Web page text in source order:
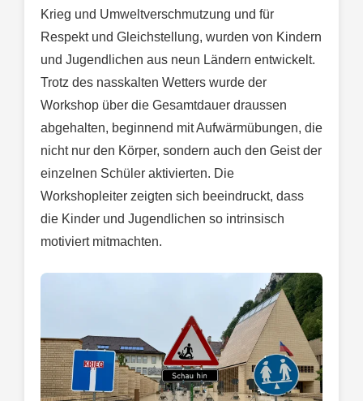
Krieg und Umweltverschmutzung und für
Respekt und Gleichstellung, wurden von Kindern
und Jugendlichen aus neun Ländern entwickelt.
Trotz des nasskalten Wetters wurde der
Workshop über die Gesamtdauer draussen
abgehalten, beginnend mit Aufwärmübungen, die
nicht nur den Körper, sondern auch den Geist der
einzelnen Schüler aktivierten. Die
Workshopleiter zeigten sich beeindruckt, dass
die Kinder und Jugendlichen so intrinsisch
motiviert mitmachten.